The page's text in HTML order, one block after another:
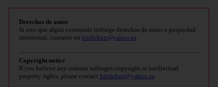
Derechos de autor
Si cree que algún contenido infringe derechos de autor o propiedad
intelectual, contacte en bitelchux@yahoo.es
Copyright notice
If you believe any content infringes copyright or intellectual
property rights, please contact bitelchux@yahoo.es